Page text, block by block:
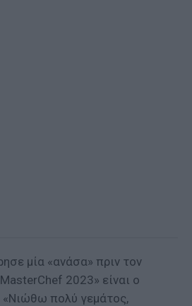
μία «ανάσα» πριν τον
2023» είναι ο
«Νιώθω πολύ γεμάτος,